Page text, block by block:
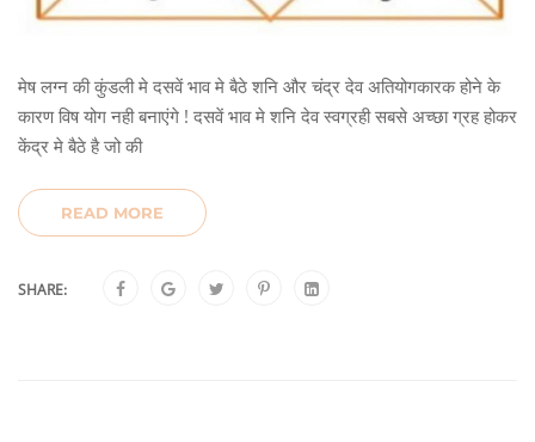
मेष लग्न की कुंडली मे दसवें भाव मे बैठे शनि और चंद्र देव अतियोगकारक होने के
कारण विष योग नही बनाएंगे ! दसवें भाव मे शनि देव स्वग्रही सबसे अच्छा ग्रह होकर
केंद्र मे बैठे है जो की
READ MORE
SHARE: